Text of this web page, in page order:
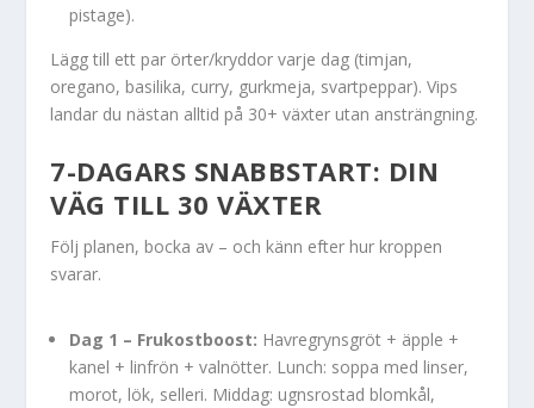
pistage).
Lägg till ett par örter/kryddor varje dag (timjan,
oregano, basilika, curry, gurkmeja, svartpeppar). Vips
landar du nästan alltid på 30+ växter utan ansträngning.
7-DAGARS SNABBSTART: DIN
VÄG TILL 30 VÄXTER
Följ planen, bocka av – och känn efter hur kroppen
svarar.
Dag 1 – Frukostboost: Havregrynsgröt + äpple +
kanel + linfrön + valnötter. Lunch: soppa med linser,
morot, lök, selleri. Middag: ugnsrostad blomkål,